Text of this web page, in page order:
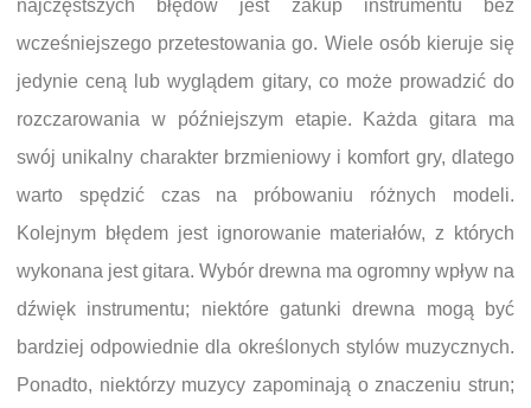
najczęstszych błędów jest zakup instrumentu bez
wcześniejszego przetestowania go. Wiele osób kieruje się
jedynie ceną lub wyglądem gitary, co może prowadzić do
rozczarowania w późniejszym etapie. Każda gitara ma
swój unikalny charakter brzmieniowy i komfort gry, dlatego
warto spędzić czas na próbowaniu różnych modeli.
Kolejnym błędem jest ignorowanie materiałów, z których
wykonana jest gitara. Wybór drewna ma ogromny wpływ na
dźwięk instrumentu; niektóre gatunki drewna mogą być
bardziej odpowiednie dla określonych stylów muzycznych.
Ponadto, niektórzy muzycy zapominają o znaczeniu strun;